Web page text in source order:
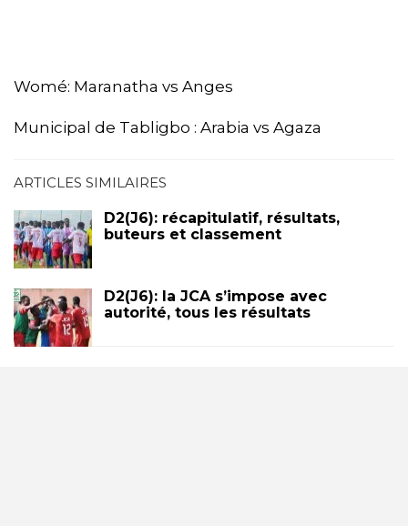
Womé: Maranatha vs Anges
Municipal de Tabligbo : Arabia vs Agaza
ARTICLES SIMILAIRES
D2(J6): récapitulatif, résultats,
buteurs et classement
D2(J6): la JCA s’impose avec
autorité, tous les résultats